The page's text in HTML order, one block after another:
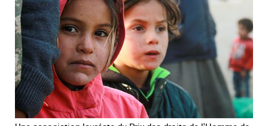
l’Homme
de
la
République
française
2025